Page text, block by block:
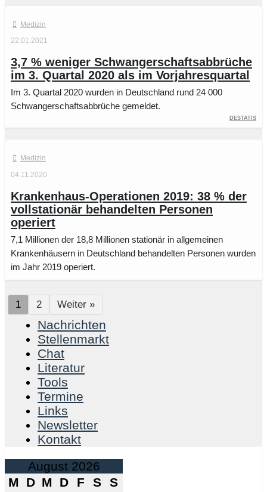
Medizin
22.01.2021
3,7 % weniger Schwangerschaftsabbrüche
im 3. Quartal 2020 als im Vorjahresquartal
Im 3. Quartal 2020 wurden in Deutschland rund 24 000
Schwangerschaftsabbrüche gemeldet.
Destatis
Medizin
04.11.2020
Krankenhaus-Operationen 2019: 38 % der
vollstationär behandelten Personen
operiert
7,1 Millionen der 18,8 Millionen stationär in allgemeinen
Krankenhäusern in Deutschland behandelten Personen wurden
im Jahr 2019 operiert.
1 2 Weiter »
Nachrichten
Stellenmarkt
Chat
Literatur
Tools
Termine
Links
Newsletter
Kontakt
August 2026
M
D M D F S S